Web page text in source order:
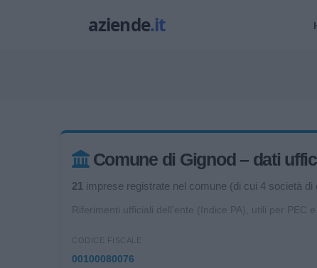
Comune di Gignod – dati
21 imprese registrate nel comune (di cui 4 società di
Riferimenti ufficiali dell'ente (Indice PA), utili per PEC
CODICE FISCALE
00100080076